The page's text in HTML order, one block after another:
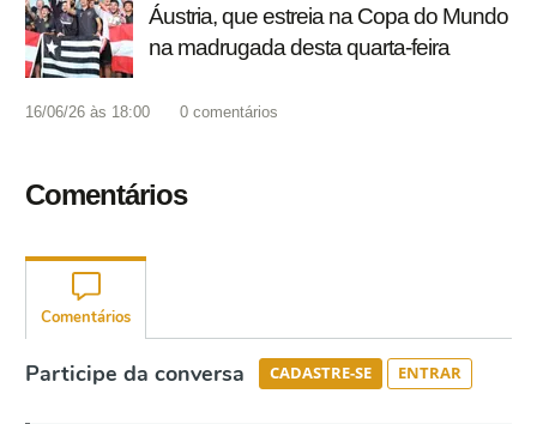
Áustria, que estreia na Copa do Mundo
na madrugada desta quarta-feira
16/06/26 às 18:00 0 comentários
Comentários